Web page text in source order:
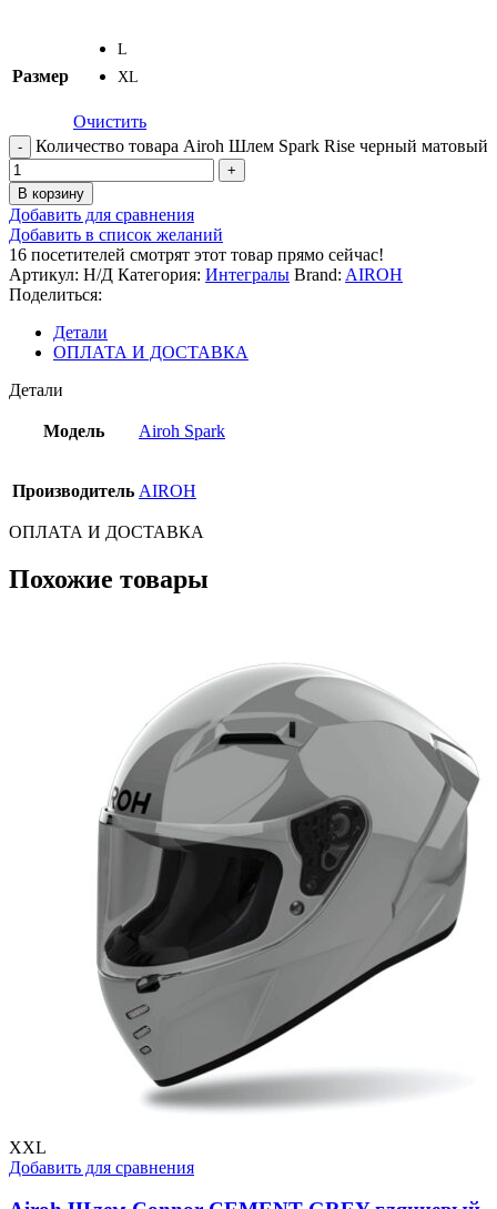
Размер
L
XL
Очистить
Количество товара Airoh Шлем Spark Rise черный матовый
В корзину
Добавить для сравнения
Добавить в список желаний
16 посетителей смотрят этот товар прямо сейчас!
Артикул: Н/Д Категория: Интегралы Brand: AIROH
Поделиться:
Детали
ОПЛАТА И ДОСТАВКА
Детали
Модель Airoh Spark
Производитель AIROH
ОПЛАТА И ДОСТАВКА
Похожие товары
XXL
Добавить для сравнения